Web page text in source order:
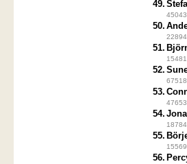
49.
50.
51.
52.
53.
54.
55.
56.